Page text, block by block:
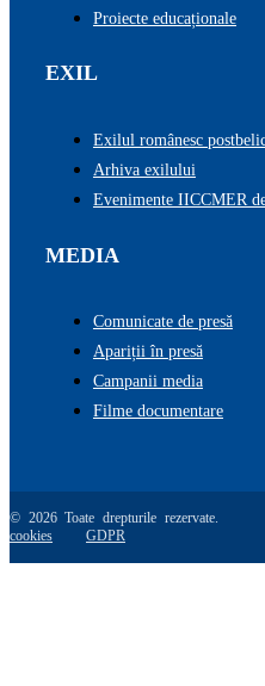
Proiecte educaționale
EXIL
Exilul românesc
Arhiva exilului
Evenimente IICCMER
MEDIA
Comunicate de presă
Apariții în presă
Campanii media
Filme documentare
© 2026 Toate drepturile
cookies
GDPR